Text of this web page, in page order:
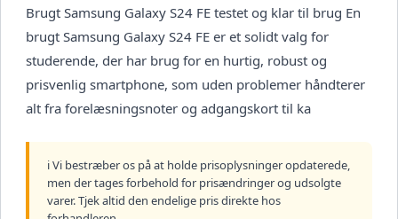
Brugt Samsung Galaxy S24 FE testet og klar til brug En
brugt Samsung Galaxy S24 FE er et solidt valg for
studerende, der har brug for en hurtig, robust og
prisvenlig smartphone, som uden problemer håndterer
alt fra forelæsningsnoter og adgangskort til ka
ℹ️ Vi bestræber os på at holde prisoplysninger opdaterede,
men der tages forbehold for prisændringer og udsolgte
varer. Tjek altid den endelige pris direkte hos